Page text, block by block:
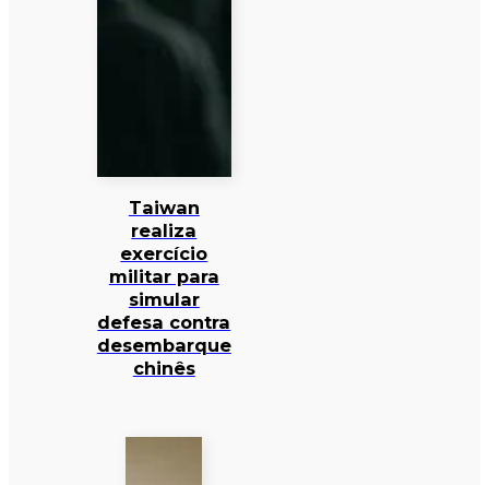
Taiwan
realiza
exercício
militar para
simular
defesa contra
desembarque
chinês